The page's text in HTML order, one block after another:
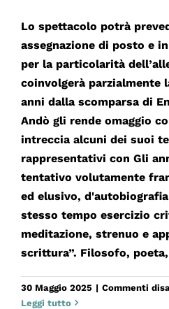
Lo spettacolo potrà
assegnazione di posto e
per la particolarità
coinvolgerà parzialmente
anni dalla scomparsa di
Andò gli rende omaggio
intreccia alcuni dei suoi
rappresentativi con Gli
tentativo volutamente
ed elusivo,
stesso tempo esercizio
meditazione, strenuo e
scrittura”. Filosofo,
30 Maggio 2025 | Commenti
Leggi tutto